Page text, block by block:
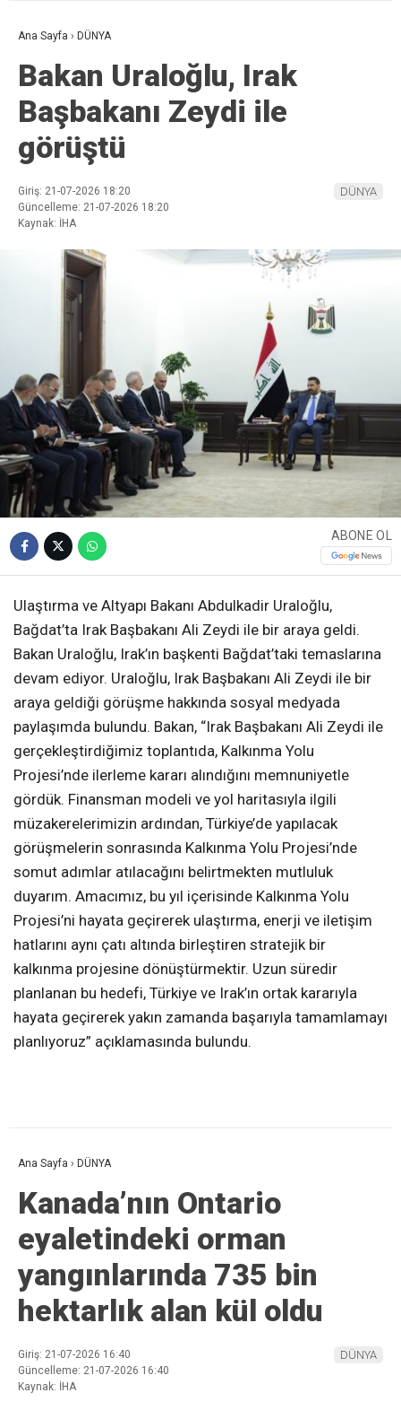
Ana Sayfa › DÜNYA
Bakan Uraloğlu, Irak
Başbakanı Zeydi ile
görüştü
Giriş: 21-07-2026 18:20
Güncelleme: 21-07-2026 18:20
Kaynak: İHA
DÜNYA
ABONE OL
Ulaştırma ve Altyapı Bakanı Abdulkadir Uraloğlu,
Bağdat’ta Irak Başbakanı Ali Zeydi ile bir araya geldi.
Bakan Uraloğlu, Irak’ın başkenti Bağdat’taki temaslarına
devam ediyor. Uraloğlu, Irak Başbakanı Ali Zeydi ile bir
araya geldiği görüşme hakkında sosyal medyada
paylaşımda bulundu. Bakan, “Irak Başbakanı Ali Zeydi ile
gerçekleştirdiğimiz toplantıda, Kalkınma Yolu
Projesi’nde ilerleme kararı alındığını memnuniyetle
gördük. Finansman modeli ve yol haritasıyla ilgili
müzakerelerimizin ardından, Türkiye’de yapılacak
görüşmelerin sonrasında Kalkınma Yolu Projesi’nde
somut adımlar atılacağını belirtmekten mutluluk
duyarım. Amacımız, bu yıl içerisinde Kalkınma Yolu
Projesi’ni hayata geçirerek ulaştırma, enerji ve iletişim
hatlarını aynı çatı altında birleştiren stratejik bir
kalkınma projesine dönüştürmektir. Uzun süredir
planlanan bu hedefi, Türkiye ve Irak’ın ortak kararıyla
hayata geçirerek yakın zamanda başarıyla tamamlamayı
planlıyoruz” açıklamasında bulundu.
Ana Sayfa › DÜNYA
Kanada’nın Ontario
eyaletindeki orman
yangınlarında 735 bin
hektarlık alan kül oldu
Giriş: 21-07-2026 16:40
Güncelleme: 21-07-2026 16:40
Kaynak: İHA
DÜNYA